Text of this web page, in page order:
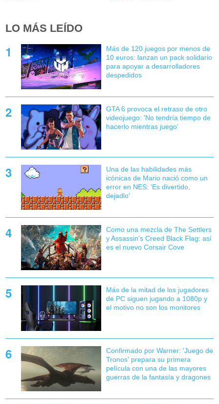
LO MÁS LEÍDO
Más de 120 juegos por menos de
10 euros: lanzan un pack solidario
para apoyar a desarrolladores
despedidos
GTA 6 provoca el retraso de otro
videojuego: 'No tendría tiempo de
hacerlo mientras juego'
Una de las habilidades más
icónicas de Mario nació como un
error en NES: 'Es divertido,
dejadlo'
Como una mezcla de The Settlers
y Assassin's Creed Black Flag: así
es el nuevo Corsair Cove
Más de la mitad de los jugadores
de PC siguen jugando a 1080p y
el motivo no son los monitores
Confirmado por Warner: 'Juego de
Tronos' prepara su primera
película con una de las mayores
guerras de la fantasía y dragones